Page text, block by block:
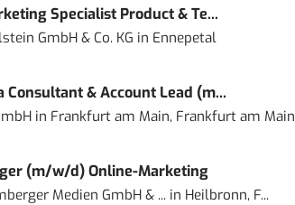
Specialist Product & Te...
GmbH & Co. KG in Ennepetal
Consultant & Account Lead (m...
in Frankfurt am Main, Frankfurt am Main
(m/w/d) Online-Marketing
Medien GmbH & ...in Heilbronn, F...